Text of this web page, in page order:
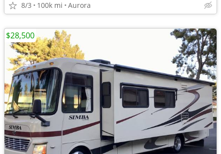
8/3 100k mi Aurora
$28,500